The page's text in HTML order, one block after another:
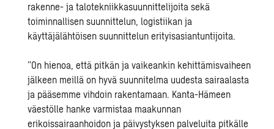
rakenne- ja talotekniikkasuunnittelijoita sekä
toiminnallisen suunnittelun, logistiikan ja
käyttäjälähtöisen suunnittelun erityisasiantuntijoita.
”On hienoa, että pitkän ja vaikeankin kehittämisvaiheen
jälkeen meillä on hyvä suunnitelma uudesta sairaalasta
ja pääsemme vihdoin rakentamaan. Kanta-Hämeen
väestölle hanke varmistaa maakunnan
erikoissairaanhoidon ja päivystyksen palveluita pitkälle